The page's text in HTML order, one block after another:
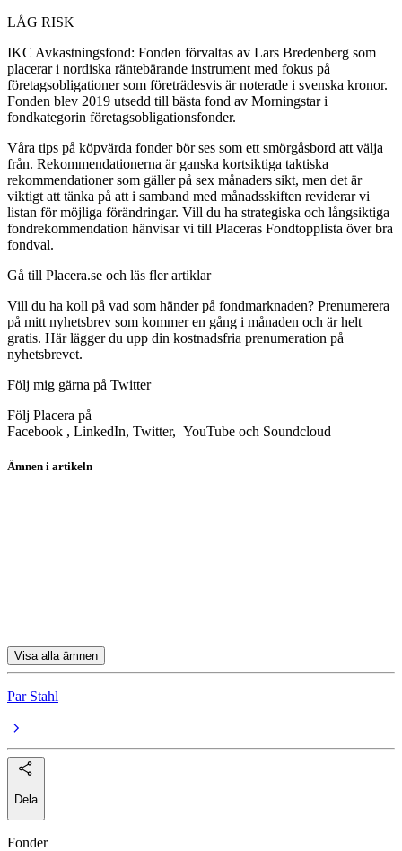
LÅG RISK
IKC Avkastningsfond: Fonden förvaltas av Lars Bredenberg som
placerar i nordiska räntebärande instrument med fokus på
företagsobligationer som företrädesvis är noterade i svenska kronor.
Fonden blev 2019 utsedd till bästa fond av Morningstar i
fondkategorin företagsobligationsfonder.
Våra tips på köpvärda fonder bör ses som ett smörgåsbord att välja
från. Rekommendationerna är ganska kortsiktiga taktiska
rekommendationer som gäller på sex månaders sikt, men det är
viktigt att tänka på att i samband med månadsskiften reviderar vi
listan för möjliga förändringar. Vill du ha strategiska och långsiktiga
fondrekommendation hänvisar vi till Placeras Fondtopplista över bra
fondval.
Gå till Placera.se och läs fler artiklar
Vill du ha koll på vad som händer på fondmarknaden? Prenumerera
på mitt nyhetsbrev som kommer en gång i månaden och är helt
gratis. Här lägger du upp din kostnadsfria prenumeration på
nyhetsbrevet.
Följ mig gärna på Twitter
Följ Placera på
Facebook , LinkedIn, Twitter, YouTube och Soundcloud
Ämnen i artikeln
Visa alla ämnen
Par Stahl
Dela
Fonder